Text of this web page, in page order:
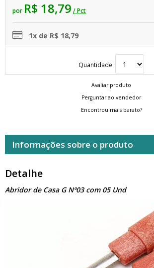
por R$ 18,79 / Pct
1x de R$ 18,79
Quantidade:
Avaliar produto
Perguntar ao vendedor
Encontrou mais barato?
Informações sobre o produto
Detalhe
Abridor de Casa G Nº03 com 05 Und